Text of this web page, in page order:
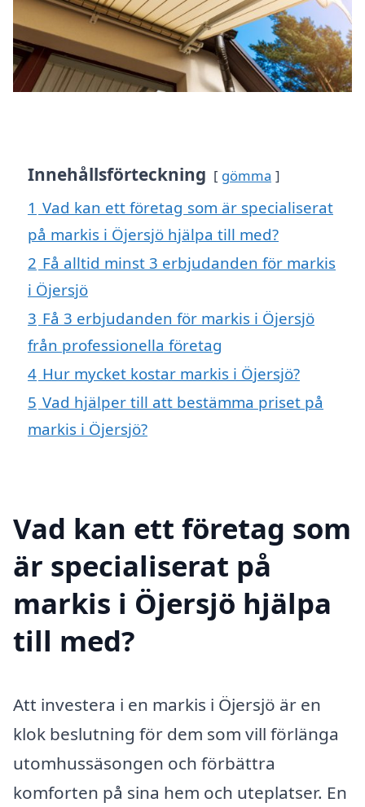
Innehållsförteckning gömma
1 Vad kan ett företag som är specialiserat
på markis i Öjersjö hjälpa till med?
2 Få alltid minst 3 erbjudanden för markis
i Öjersjö
3 Få 3 erbjudanden för markis i Öjersjö
från professionella företag
4 Hur mycket kostar markis i Öjersjö?
5 Vad hjälper till att bestämma priset på
markis i Öjersjö?
Vad kan ett företag som
är specialiserat på
markis i Öjersjö hjälpa
till med?
Att investera i en markis i Öjersjö är en
klok beslutning för dem som vill förlänga
utomhussäsongen och förbättra
komforten på sina hem och uteplatser. En